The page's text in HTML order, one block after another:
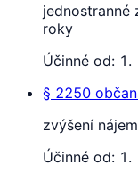
jednostranné
roky
Účinné od: 1.
§ 2250
zvýšení
Účinné od: 1.